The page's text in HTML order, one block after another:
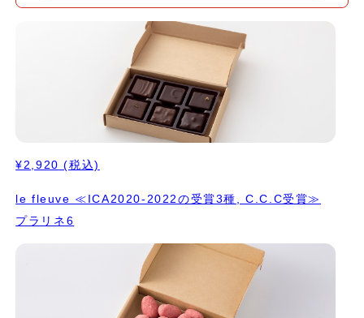
大きな仕事をしてくれている乳 製 品 を 使 う こ と な く 、 どの
ように味の奥行きやショコラならではの魅力を出していくか が難
しいポイントでした。 そこで、カカオと 日本にある素晴らしい食
材を組み合わせてみるのはどうだろうかと考え、 乳製品の代わり
に、 一般的には和菓子に使われている オーガニックの白小豆を使
うことにしました。 繊細な白小豆を使って タブレット全体のコク
や味わいのバ ラ ンスをとることは苦心しましたが、 それ以上に表
アマゾンで栽培されているアマゾンカカオです。 これはアマゾン
をはじめ様々な現実をアマゾンの現地で目の当たりにした 料理人
の太田哲雄 さんは、 「何かできるんじゃないか」と考えてこのカ
今に至るまで農家です。 その苦悩などは、とても身近な事として
経験しました。 そして太田さんの考えにもとても共感しました。
このカカオを使うことは、ただ美味しいだけでなく 私たちがこの
先もチョコレートをいただ ける未来への投資にも つながってくる
¥2,920 (税込)
le fleuve ≪ICA2020-2022の受賞3種, C.C.C受賞≫
プラリネ6